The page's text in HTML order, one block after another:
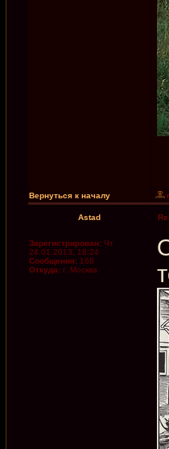
Вернуться к началу
Astad
Зарегистрирован: Чт
24.01.2013, 18:24
Сообщения: 168
Откуда: г. Москва